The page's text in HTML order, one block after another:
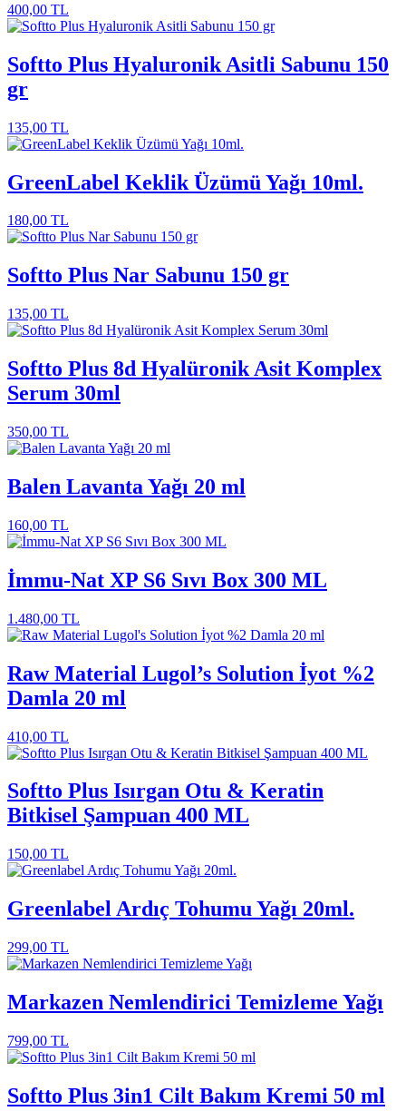
400,00 TL
Softto Plus Hyaluronik Asitli Sabunu 150
gr
135,00 TL
GreenLabel Keklik Üzümü Yağı 10ml.
180,00 TL
Softto Plus Nar Sabunu 150 gr
135,00 TL
Softto Plus 8d Hyalüronik Asit Komplex
Serum 30ml
350,00 TL
Balen Lavanta Yağı 20 ml
160,00 TL
İmmu-Nat XP S6 Sıvı Box 300 ML
1.480,00 TL
Raw Material Lugol’s Solution İyot %2
Damla 20 ml
410,00 TL
Softto Plus Isırgan Otu & Keratin
Bitkisel Şampuan 400 ML
150,00 TL
Greenlabel Ardıç Tohumu Yağı 20ml.
299,00 TL
Markazen Nemlendirici Temizleme Yağı
799,00 TL
Softto Plus 3in1 Cilt Bakım Kremi 50 ml